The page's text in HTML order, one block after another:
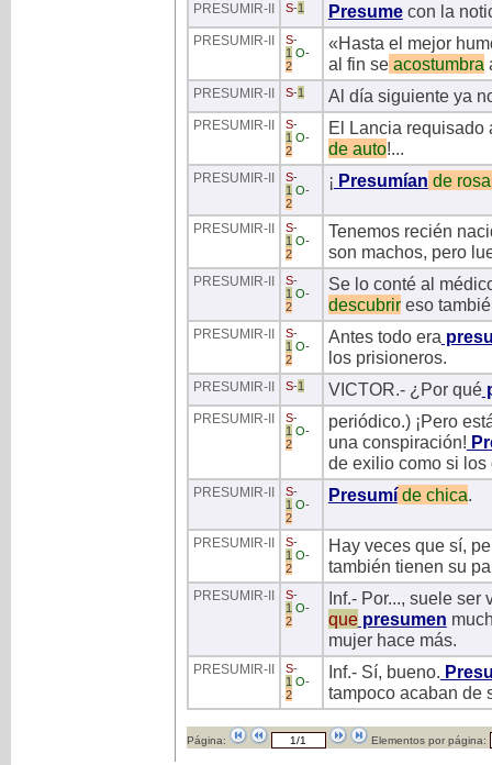
PRESUMIR-II S-1 Presumecon la
PRESUMIR-II S-
1 O-
2
«Hasta el mejor
al fin seacostumbra
PRESUMIR-II S-1 Al día siguiente ya
PRESUMIR-II S-
1 O-
2
El Lancia requisado
deauto!...
PRESUMIR-II S-
1 O-
2
¡ Presumían de
PRESUMIR-II S-
1 O-
2
Tenemos recién
son machos, pero
PRESUMIR-II S-
1 O-
2
Se lo conté al
descubrireso
PRESUMIR-II S-
1 O-
2
Antes todo era
los prisioneros.
PRESUMIR-II S-1 VICTOR.- ¿Por qué
PRESUMIR-II S-
1 O-
2
periódico.) ¡Pero
una conspiración!
de exilio como si
PRESUMIR-II S-
1 O-
2
Presumídechica.
PRESUMIR-II S-
1 O-
2
Hay veces que sí,
también tienen su
PRESUMIR-II S-
1 O-
2
Inf.- Por..., suele
quepresumen
mujer hace más.
PRESUMIR-II S-
1 O-
2
Inf.- Sí, bueno.
tampoco acaban de
Página: Elementos por página: